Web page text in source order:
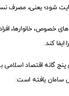
خصوص، خانوارها،
کند.
گانه اقتصاد اسلامی
سامان یافته است: